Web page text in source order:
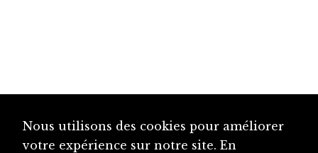
Nous utilisons des cookies pour améliorer
votre expérience sur notre site. En